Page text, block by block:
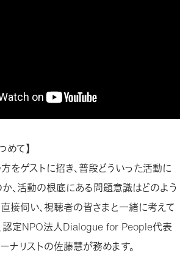
めて】
をゲストに招き、普段どういった活動に
、活動の根底にある問題意識はどのよう
接伺い、視聴者の皆さまと一緒に考えて
、認定NPO法人Dialogue for People代表
ナリストの佐藤慧が務めます。